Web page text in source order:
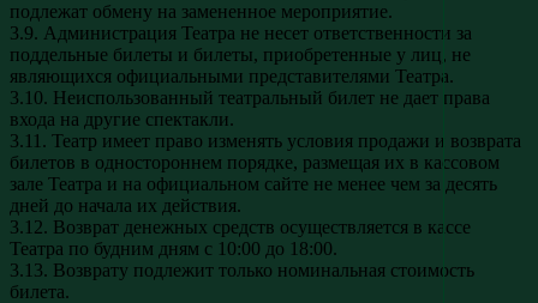
подлежат обмену на замененное мероприятие.
3.9. Администрация Театра не несет ответственности за
поддельные билеты и билеты, приобретенные у лиц, не
являющихся официальными представителями Театра.
3.10. Неиспользованный театральный билет не дает права
входа на другие спектакли.
3.11. Театр имеет право изменять условия продажи и возврата
билетов в одностороннем порядке, размещая их в кассовом
зале Театра и на официальном сайте не менее чем за десять
дней до начала их действия.
3.12. Возврат денежных средств осуществляется в кассе
Театра по будним дням с 10:00 до 18:00.
3.13. Возврату подлежит только номинальная стоимость
билета.